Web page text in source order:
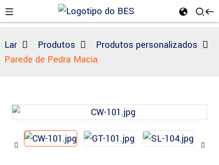
Lar Produtos
Produtos personalizados
Parede de Pedra Macia